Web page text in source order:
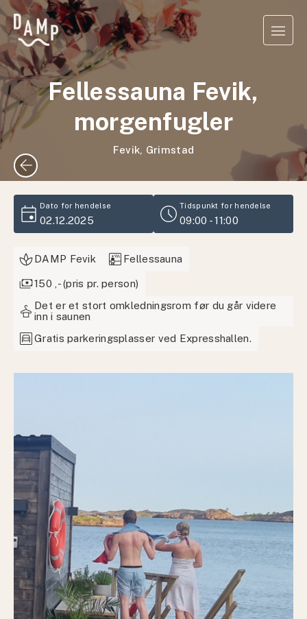
Fellessauna Fevik,
morgenfugler
Fevik, Grimstad
arrow_back
event Dato for hendelse
02.12.2025 schedule Tidspunkt for hendelse
09:00 - 11:00
DAMP Fevik sauna Fellessauna
payments150 ,- (pris pr. person)
styler Det er et stort omkledningsrom før du går videre
inn i saunen
garageGratis parkeringsplasser ved Expresshallen.